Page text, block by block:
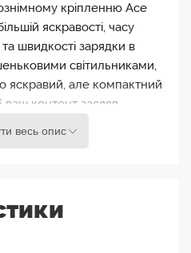
кріпленню Ace
яскравості, часу
швидкості зарядки в
світильниками,
яскравий, але компактний
ваш контент засяяв
світлом, міні-
весь опис